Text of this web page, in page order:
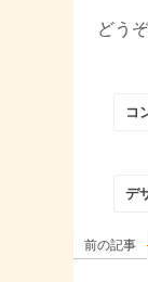
どう
コ
デ
前の記事